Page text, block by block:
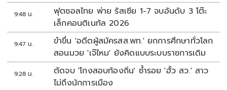
9:48 น.
ฟุตซอลไทย พ่าย รัสเซีย 1-7 จบอันดับ 3 โต๊ะ
เล็กคอนติเนทัล 2026
9:47 น.
ขำขื่น 'อดีตผู้สมัครสส.พท.' ยกการศึกษาทั่วโลก
สอนมวย 'เจ๊ไหม' ยังคิดแบบระบบราชการเดิม
9:28 น.
ตัดจบ 'โกงสอบท้องถิ่น' ซ้ำรอย 'ฮั้ว สว.' สาว
ไม่ถึงนักการเมือง